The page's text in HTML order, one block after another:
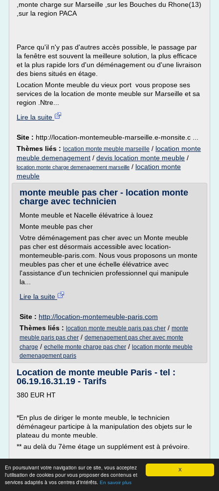
X
En poursuivant votre navigation sur ce site, vous acceptez
l'utilisation de cookies pour vous proposer des contenus et
services adaptés à vos centres d'intérêts. En savoir plus
,monte charge sur Marseille ,sur les Bouches du Rhone(13)
,sur la region PACA
Parce qu'il n'y pas d'autres accès possible, le passage par
la fenêtre est souvent la meilleure solution, la plus efficace
et la plus rapide lors d'un déménagement ou d'une livraison
des biens situés en étage.
Location Monte meuble du vieux port vous propose ses
services de la location de monte meuble sur Marseille et sa
region .Ntre...
Lire la suite
Site : http://location-montemeuble-marseille.e-monsite.c ...
Thèmes liés : location monte meuble marseille / location monte
meuble demenagement / devis location monte meuble /
location monte charge demenagement marseille / location monte
meuble
monte meuble pas cher - location monte
charge avec technicien
Monte meuble et Nacelle élévatrice à louez
Monte meuble pas cher
Votre déménagement pas cher avec un Monte meuble
pas cher est désormais accessible avec location-
montemeuble-paris.com. Nous vous proposons un monte
meubles pas cher et une échelle élévatrice avec
l'assistance d'un technicien professionnel qui manipule
la...
Lire la suite
Site : http://location-montemeuble-paris.com
Thèmes liés : location monte meuble paris pas cher / monte
meuble paris pas cher / demenagement pas cher avec monte
charge / echelle monte charge pas cher / location monte meuble
demenagement paris
Location de monte meuble Paris - tel :
06.19.16.31.19 - Tarifs
380 EUR HT
*En plus de diriger le monte meuble, le technicien
déménageur participe à la manipulation des objets sur le
plateau du monte meuble.
** au delà du 7ème étage un supplément est à prévoire.
Location de monte meuble Paris